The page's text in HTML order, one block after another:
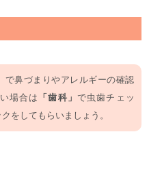
で鼻づまりやアレルギーの確認
場合は
「歯科」 で虫歯チェッ
をしてもらいましょう。